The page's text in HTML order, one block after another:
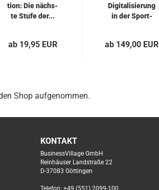
ti­on: Die nächs­
te Stufe der...
ab 19,95 EUR
Di­gi­ta­li­sie­rung
in der Sport­
ab 149,00 EUR
Shop aufgenommen.
KONTAKT
BusinessVillage GmbH
Reinhäuser Landstraße 22
D-37083 Göttingen
Telefon: +49 (551) 2099-100